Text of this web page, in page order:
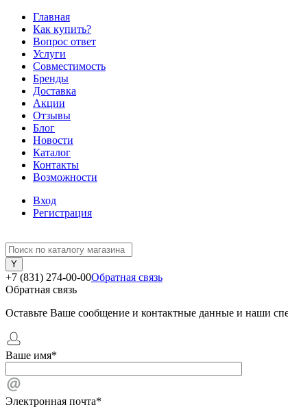
Главная
Как купить?
Вопрос ответ
Услуги
Совместимость
Бренды
Доставка
Акции
Отзывы
Блог
Новости
Каталог
Контакты
Возможности
Вход
Регистрация
+7 (831) 274-00-00Обратная связь
Обратная связь
Оставьте Ваше сообщение и контактные данные и наши
Ваше имя*
Электронная почта*